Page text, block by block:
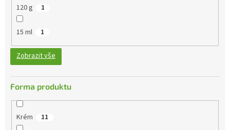
120 g 1
15 ml 1
Zobrazit vše
Forma produktu
Krém 11